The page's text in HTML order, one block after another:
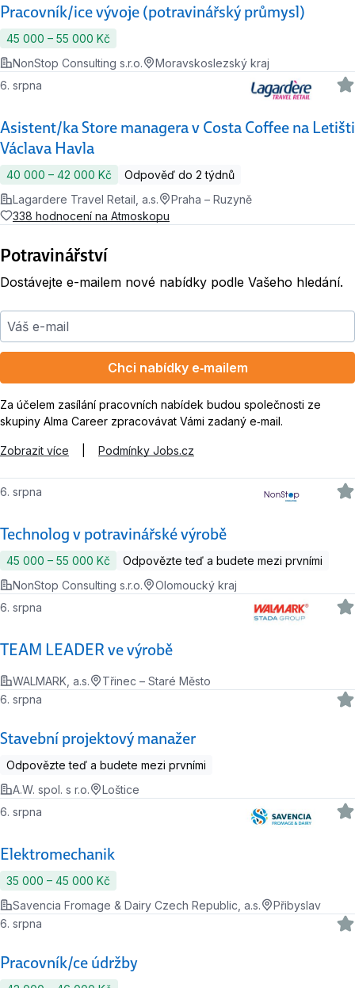
Pracovník/ice vývoje (potravinářský průmysl)
45 000 ‍–‍ 55 000 Kč
NonStop Consulting s.r.o.
Moravskoslezský kraj
Asistent/ka Store managera v Costa Coffee na Letišti
Václava Havla
6. srpna
40 000 ‍–‍ 42 000 Kč
Odpověď do 2 týdnů
Lagardere Travel Retail, a.s.
Praha – Ruzyně
338 hodnocení na Atmoskopu
Potravinářství
Dostávejte e-mailem nové nabídky podle Vašeho hledání.
Váš e-mail
Chci nabídky e‑mailem
Za účelem zasílání pracovních nabídek budou společnosti ze
skupiny Alma Career zpracovávat Vámi zadaný e‑mail.
Zobrazit více Podmínky Jobs.cz
Technolog v potravinářské výrobě
6. srpna
45 000 ‍–‍ 55 000 Kč
Odpovězte teď a budete mezi prvními
NonStop Consulting s.r.o.
Olomoucký kraj
TEAM LEADER ve výrobě
6. srpna
WALMARK, a.s. Třinec – Staré Město
Stavební projektový manažer
6. srpna
Odpovězte teď a budete mezi prvními
A.W. spol. s r.o.
Loštice
Elektromechanik
6. srpna
35 000 ‍–‍ 45 000 Kč
Savencia Fromage & Dairy Czech Republic, a.s.
Přibyslav
Pracovník/ce údržby
6. srpna